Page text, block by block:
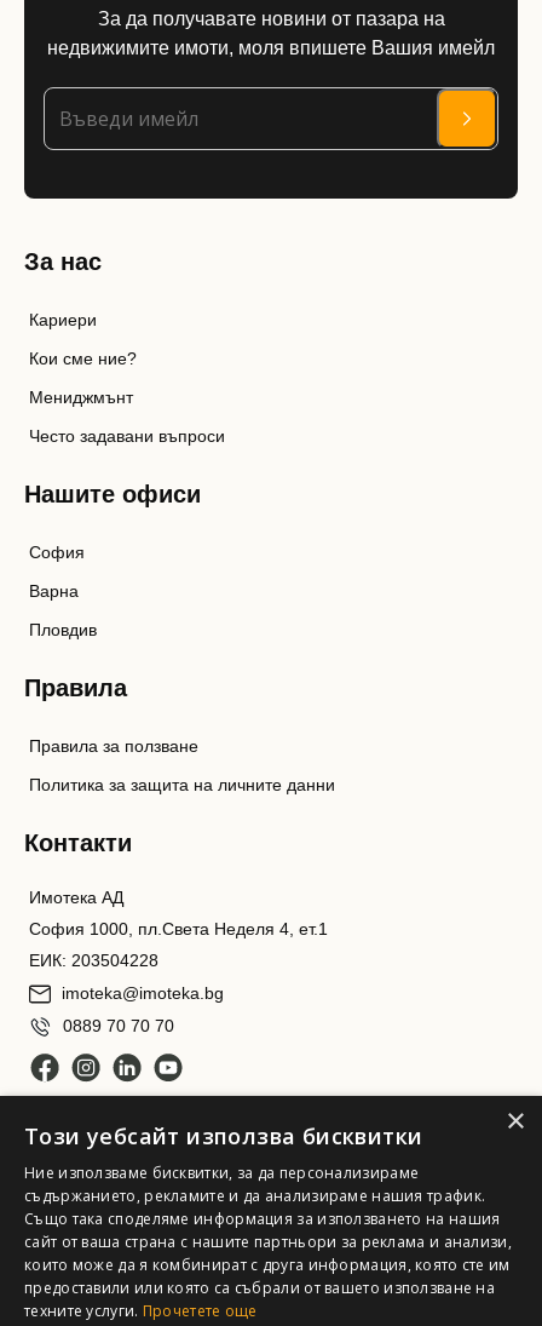
За да получавате новини от пазара на
недвижимите имоти, моля впишете Вашия имейл
За нас
Кариери
Кои сме ние?
Мениджмънт
Често задавани въпроси
Нашите офиси
София
Варна
Пловдив
Правила
Правила за ползване
Политика за защита на личните данни
Контакти
Имотека АД
София 1000, пл.Света Неделя 4, ет.1
ЕИК: 203504228
imoteka@imoteka.bg
0889 70 70 70
Имотека АД. Всички права запазени
×
Този уебсайт използва бисквитки
Ние използваме бисквитки, за да персонализираме
съдържанието, рекламите и да анализираме нашия трафик.
Също така споделяме информация за използването на нашия
сайт от ваша страна с нашите партньори за реклама и анализи,
които може да я комбинират с друга информация, която сте им
предоставили или която са събрали от вашето използване на
техните услуги. Прочетете още